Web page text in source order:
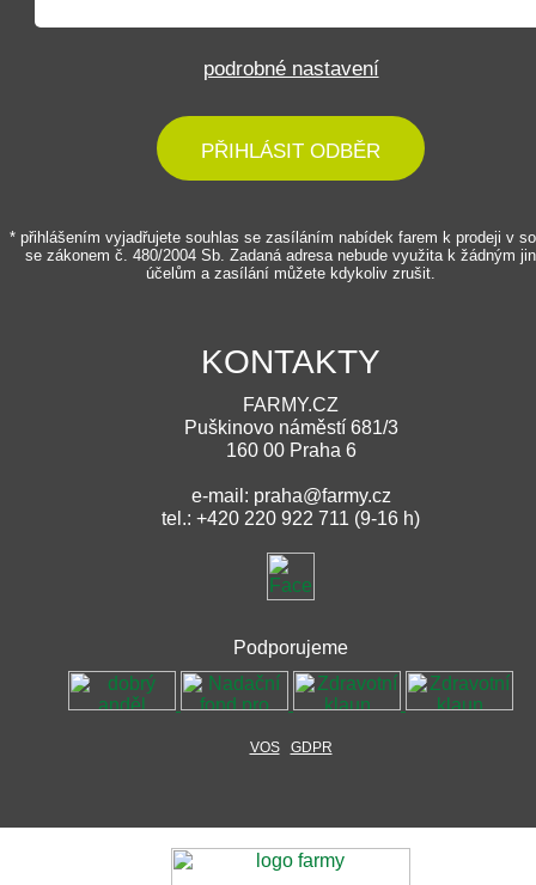
podrobné nastavení
PŘIHLÁSIT ODBĚR
* přihlášením vyjadřujete souhlas se zasíláním nabídek farem k prodeji v
se zákonem č. 480/2004 Sb. Zadaná adresa nebude využita k žádným
účelům a zasílání můžete kdykoliv zrušit.
KONTAKTY
FARMY.CZ
Puškinovo náměstí 681/3
160 00 Praha 6
e-mail: praha@farmy.cz
tel.: +420 220 922 711 (9-16 h)
Podporujeme
VOS GDPR